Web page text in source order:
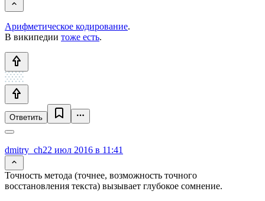
Арифметическое кодирование.
В википедии тоже есть.
Ответить
dmitry_ch22 июл 2016 в 11:41
Точность метода (точнее, возможность точного
восстановления текста) вызывает глубокое сомнение.